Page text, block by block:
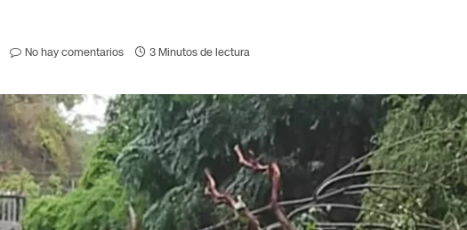
No hay comentarios 3 Minutos de lectura